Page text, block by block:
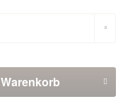
Warenkorb